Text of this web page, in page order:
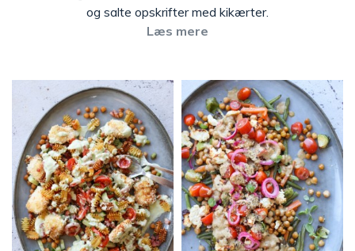
og salte opskrifter med kikærter.
Læs mere